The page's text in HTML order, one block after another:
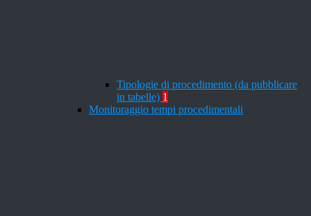
Tipologie di procedimento (da pubblicare
in tabelle) 1
Monitoraggio tempi procedimentali